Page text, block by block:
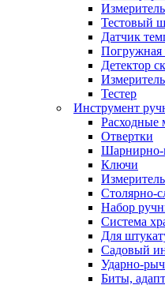
Тестовый
Датчик
Погружная
Детектор
Тестер
Инструмент
Расходные
Отвертки
Шарнирно-
Ключи
Столярно-
Набор
Система
Для
Садовый
Ударно-
Биты,